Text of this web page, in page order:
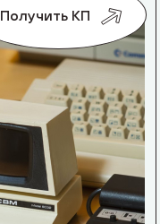
Получить КП